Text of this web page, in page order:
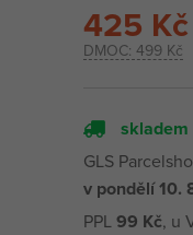
DMOC: 499 Kč
425 Kč
skladem
GLS
v pondělí 10.
PPL99 Kč, u